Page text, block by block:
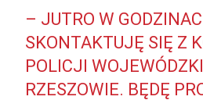
– JUTRO W
SKONTAKTUJĘ SIĘ Z
POLICJI
RZESZOWIE. BĘDĘ